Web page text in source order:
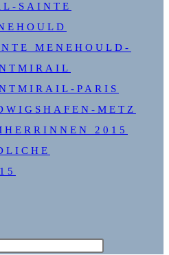
SAINTE
MENEHOULD-
PARIS
METZ
2015